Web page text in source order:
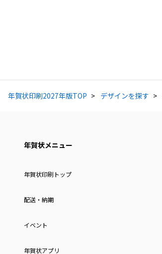
年賀状印刷2027年版TOP デザインを探す
年賀状メニュー
年賀状印刷トップ
配送・納期
イベント
年賀状アプリ